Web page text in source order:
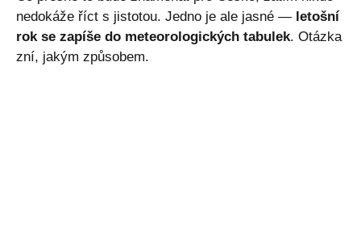
nedokáže říct s jistotou. Jedno je ale jasné — letošní
rok se zapíše do meteorologických tabulek. Otázka
zní, jakým způsobem.